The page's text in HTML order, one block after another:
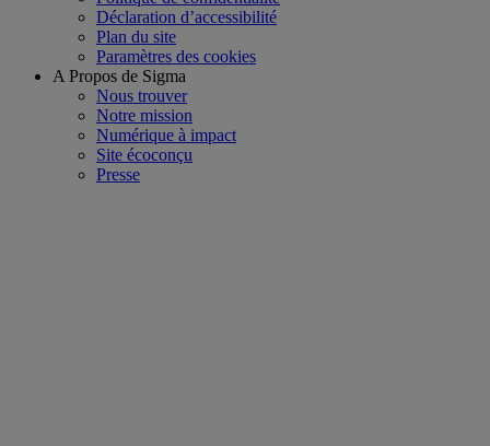
Déclaration d’accessibilité
Plan du site
Paramètres des cookies
A Propos de Sigma
Nous trouver
Notre mission
Numérique à impact
Site écoconçu
Presse